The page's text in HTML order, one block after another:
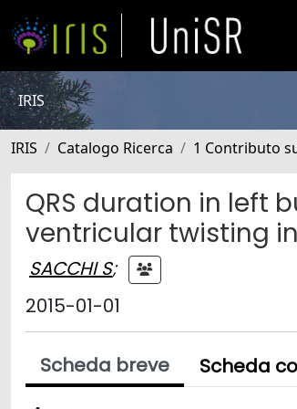
IRIS
IRIS Catalogo Ricerca 1 Contributo
QRS duration in left
ventricular twisting
SACCHI S;
2015-01-01
Scheda breve Scheda